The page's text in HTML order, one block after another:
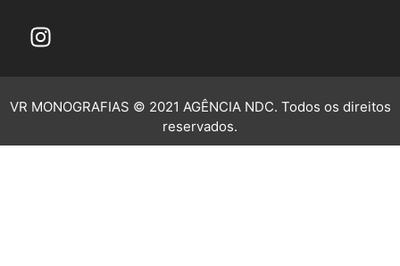
VR MONOGRAFIAS © 2021 AGÊNCIA NDC. Todos os direitos
reservados.